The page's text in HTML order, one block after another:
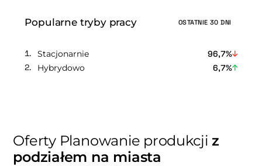
Popularne tryby pracy OSTATNIE 30 DNI
Stacjonarnie
96,7%
Hybrydowo
6,7%
Oferty Planowanie produkcji z
podziałem na miasta